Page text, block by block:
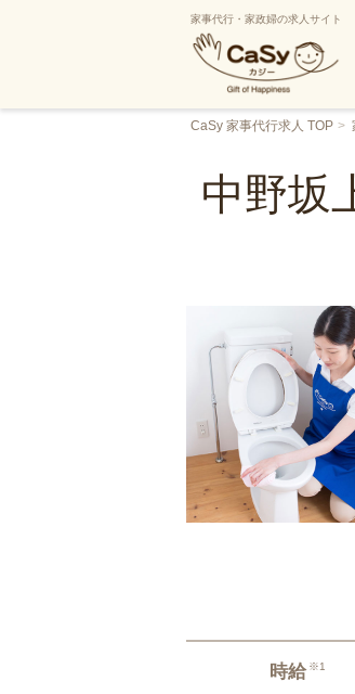
家事代行・家政婦の求人サイト
CaSy 家事代行求人 TOP
中野坂
時給 ※1